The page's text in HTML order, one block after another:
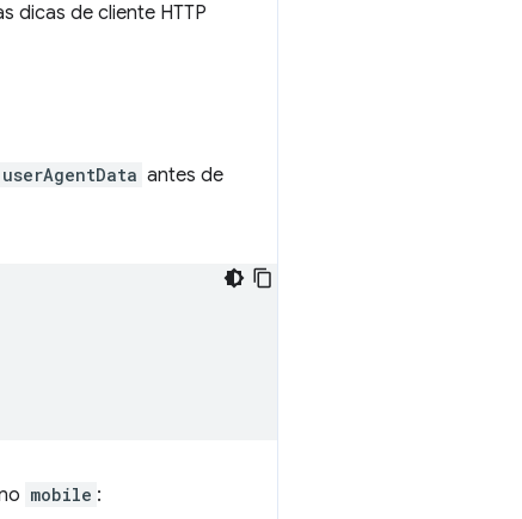
dicas de cliente HTTP
antes de
mobile :